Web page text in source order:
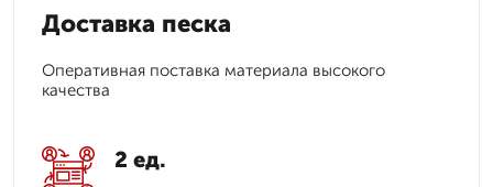
Доставка песка
Оперативная поставка материала высокого
качества
2 ед.